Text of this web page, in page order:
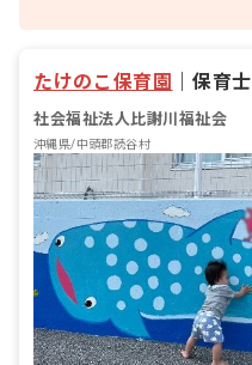
たけのこ保育園 ｜保育士
社会福祉法人比謝川福祉会
沖縄県/中頭郡読谷村